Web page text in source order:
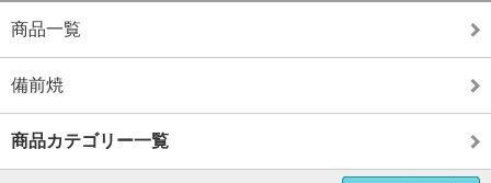
商品一覧
備前焼
商品カテゴリー一覧